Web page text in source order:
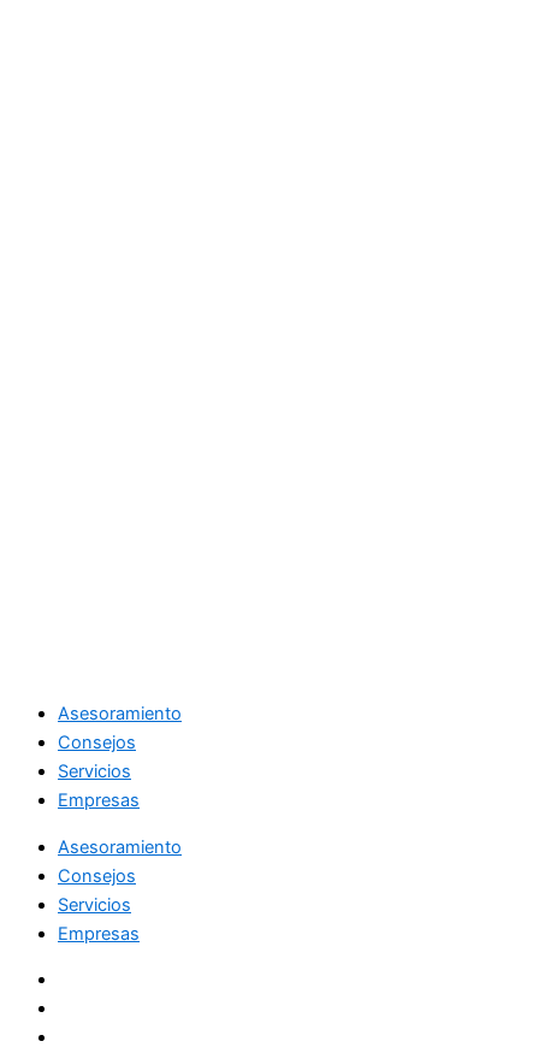
Asesoramiento
Consejos
Servicios
Empresas
Asesoramiento
Consejos
Servicios
Empresas